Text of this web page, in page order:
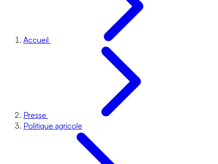
Accueil
Presse
Politique agricole